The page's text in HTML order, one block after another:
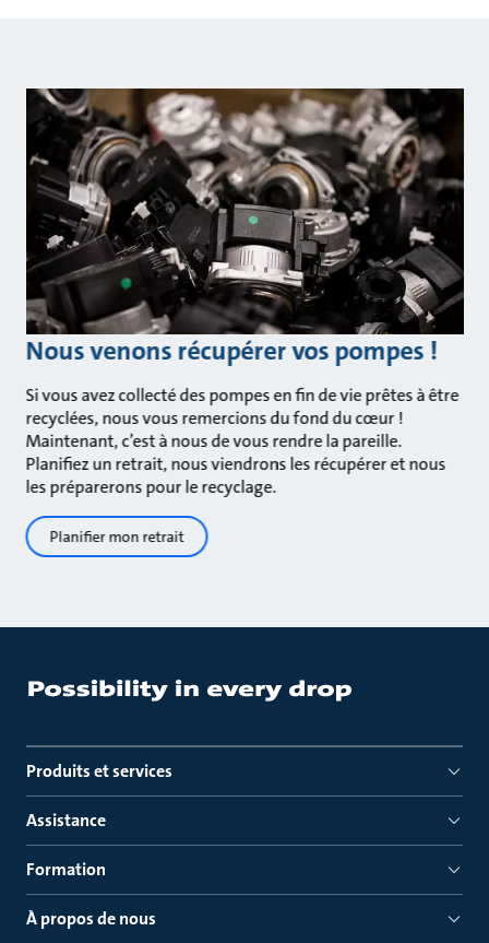
Nous venons récupérer vos pompes !
Si vous avez collecté des pompes en fin de vie prêtes à être
recyclées, nous vous remercions du fond du cœur !
Maintenant, c’est à nous de vous rendre la pareille.
Planifiez un retrait, nous viendrons les récupérer et nous
les préparerons pour le recyclage.
Planifier mon retrait
Produits et services
Assistance
Formation
À propos de nous